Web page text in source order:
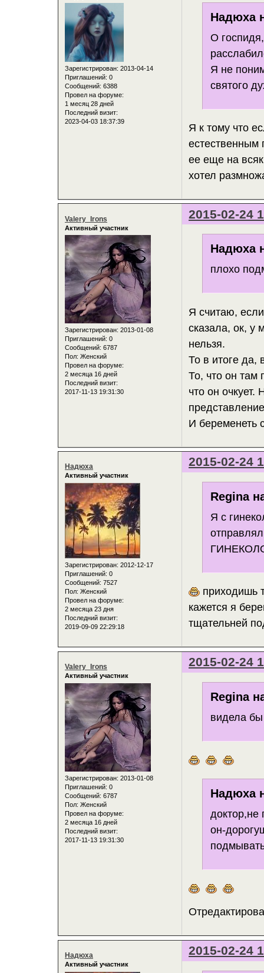
Зарегистрирован: 2013-04-14
Приглашений: 0
Сообщений: 6388
Провел на форуме:
1 месяц 28 дней
Последний визит:
2023-04-03 18:37:39
Надюха
О
Я не
святого
Я к тому что
естественным
ее еще на
хотел
2015-02-24
Valery_Irons
Активный участник
Зарегистрирован: 2013-01-08
Приглашений: 0
Сообщений: 6787
Пол: Женский
Провел на форуме:
2 месяца 16 дней
Последний визит:
2017-11-13 19:31:30
Надюха
плохо
Я считаю,
сказала, ок, у
нельзя.
То в итоге да,
То, что он там
что он очкует.
И беременеть
2015-02-24
Надюха
Активный участник
Зарегистрирован: 2012-12-17
Приглашений: 0
Сообщений: 7527
Пол: Женский
Провел на форуме:
2 месяца 23 дня
Последний визит:
2019-09-09 22:29:18
Regina
Я с
приходишь
кажется я
тщательней
2015-02-24
Valery_Irons
Активный участник
Зарегистрирован: 2013-01-08
Приглашений: 0
Сообщений: 6787
Пол: Женский
Провел на форуме:
2 месяца 16 дней
Последний визит:
2017-11-13 19:31:30
Regina
видела
Надюха
доктор,не
он-
2015-02-24
Надюха
Активный участник